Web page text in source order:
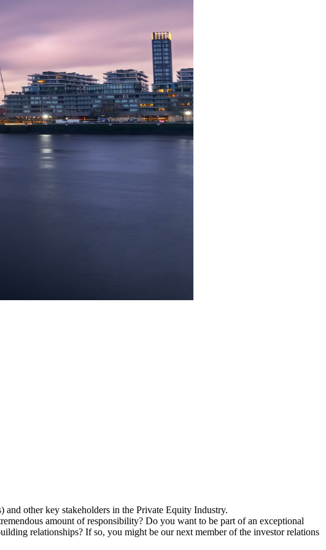
other key stakeholders in the Private Equity Industry.
amount of responsibility? Do you want to be part of an exceptional
relationships? If so, you might be our next member of the investor relations